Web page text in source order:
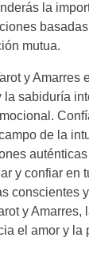
la
mutua.
y Amarres
sabiduría
de la
y confiar en
conscientes
y
el amor y la